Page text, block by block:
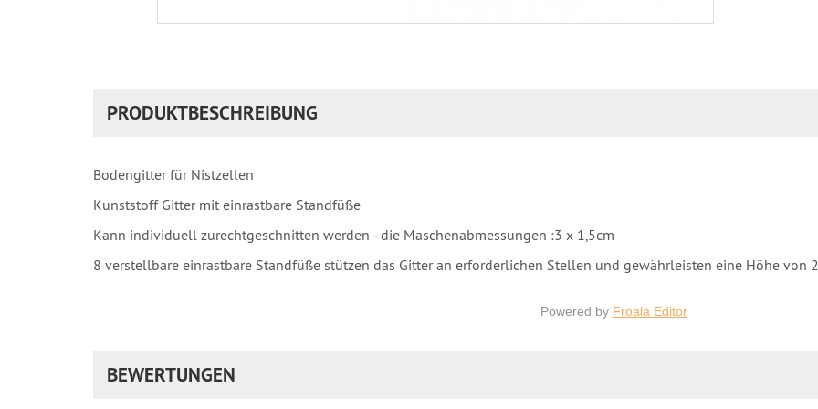
PRODUKTBESCHREIBUNG
Bodengitter für Nistzellen
Kunststoff Gitter mit einrastbare Standfüße
Kann individuell zurechtgeschnitten werden - die Maschenabmessungen :3 x 1,5cm
8 verstellbare einrastbare Standfüße stützen das Gitter an erforderlichen Stellen und gewährleisten eine Höhe von
Powered by Froala Editor
BEWERTUNGEN